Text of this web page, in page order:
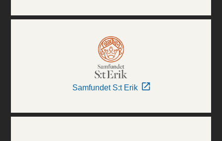
Samfundet S:t Erik